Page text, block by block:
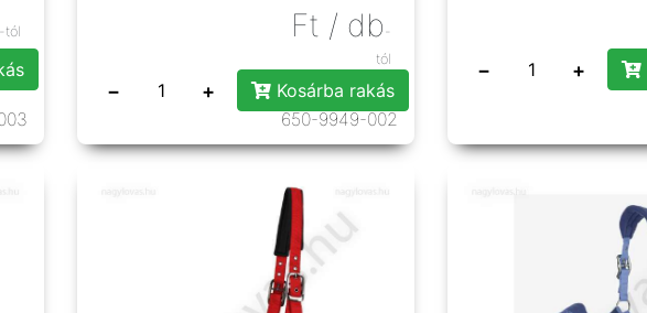
-tól
Ft / db -
tól
− +
Kosárba rakás
650-9949-002
− +